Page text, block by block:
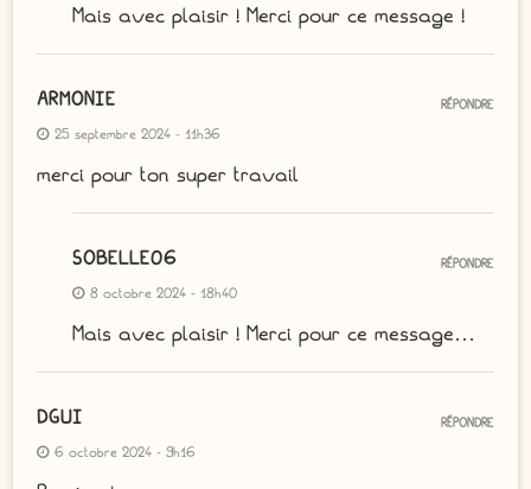
Mais avec plaisir ! Merci pour ce message !
ARMONIE
25 septembre 2024 - 11h36
merci pour ton super travail
RÉPONDRE
SOBELLE06
8 octobre 2024 - 18h40
Mais avec plaisir ! Merci pour ce message…
RÉPONDRE
DGUI
6 octobre 2024 - 9h16
RÉPONDRE